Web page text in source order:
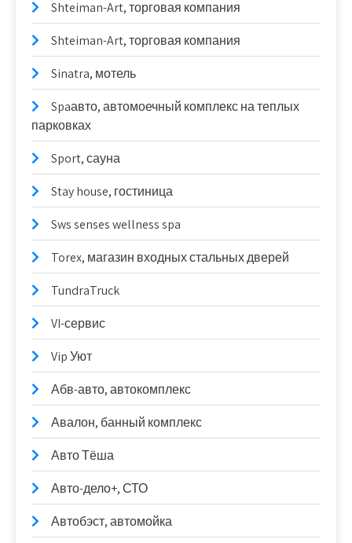
Shteiman-Art, торговая компания
Shteiman-Art, торговая компания
Sinatra, мотель
Spaавто, автомоечный комплекс на теплых
парковках
Sport, сауна
Stay house, гостиница
Sws senses wellness spa
Torex, магазин входных стальных дверей
TundraTruck
VI-сервис
Vip Уют
Абв-авто, автокомплекс
Авалон, банный комплекс
Авто Тёша
Авто-дело+, СТО
Автобэст, автомойка